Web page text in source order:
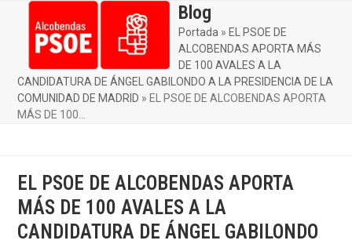
contentmobile
menu
mobile
menu
Blog
Portada » EL PSOE DE
ALCOBENDAS APORTA MÁS
DE 100 AVALES A LA
CANDIDATURA DE ÁNGEL GABILONDO A LA PRESIDENCIA DE LA
COMUNIDAD DE MADRID » EL PSOE DE ALCOBENDAS APORTA
MÁS DE 100…
EL PSOE DE ALCOBENDAS APORTA
MÁS DE 100 AVALES A LA
CANDIDATURA DE ÁNGEL GABILONDO